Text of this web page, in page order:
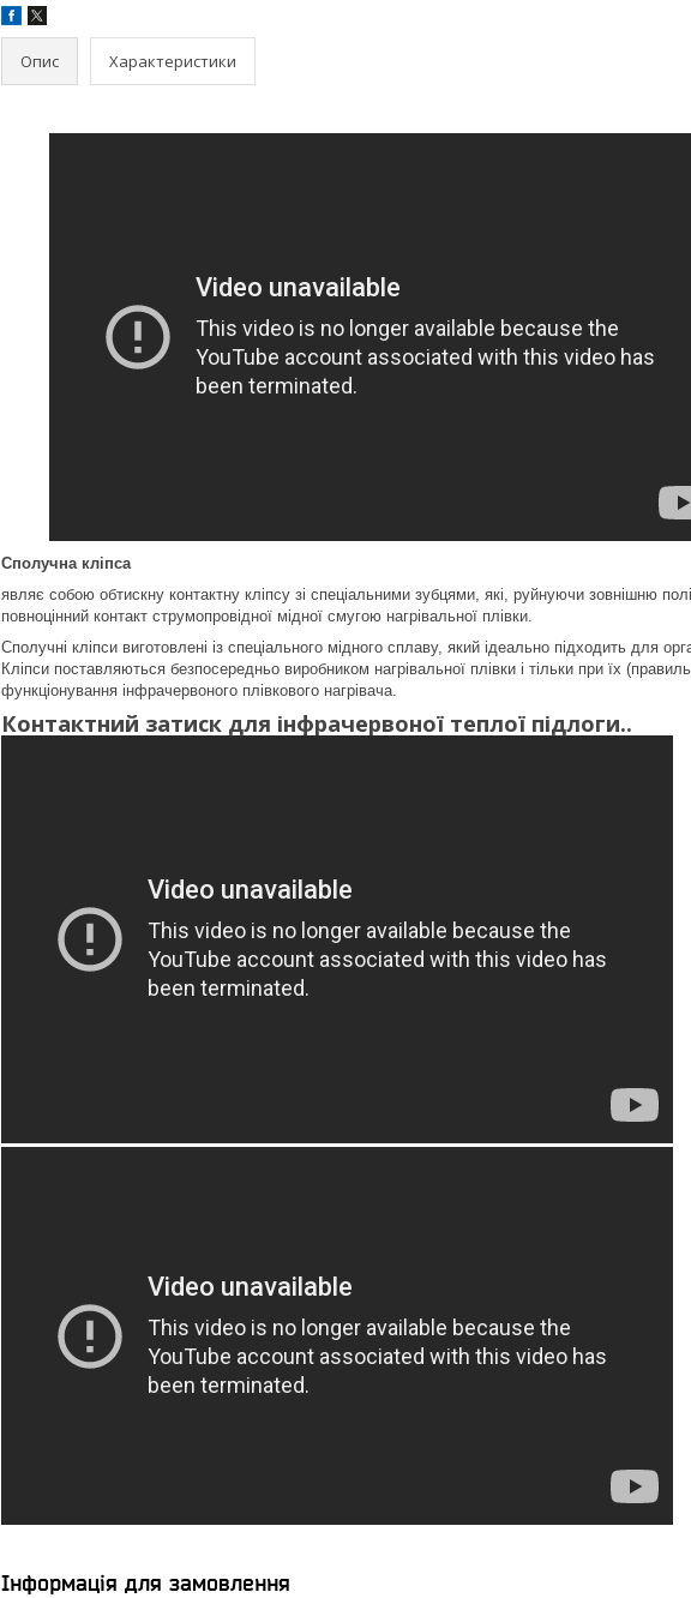
Опис Характеристики
Сполучна кліпса
являє собою обтискну контактну кліпсу зі спеціальними зубцями, які, руйнуючи зовнішню
повноцінний контакт струмопровідної мідної смугою нагрівальної плівки.
Сполучні кліпси виготовлені із спеціального мідного сплаву, який ідеально підходить для
Кліпси поставляються безпосередньо виробником нагрівальної плівки і тільки при їх
функціонування інфрачервоного плівкового нагрівача.
Контактний затиск для інфрачервоної теплої підлоги..
Інформація для замовлення